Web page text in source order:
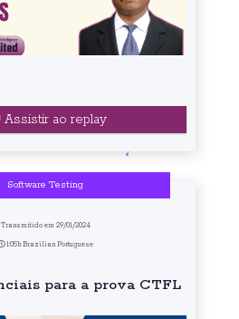
Assistir ao replay
Software Testing
Transmitido em 29/01/2024
1:05h Brazilian Portuguese
para a prova CTFL